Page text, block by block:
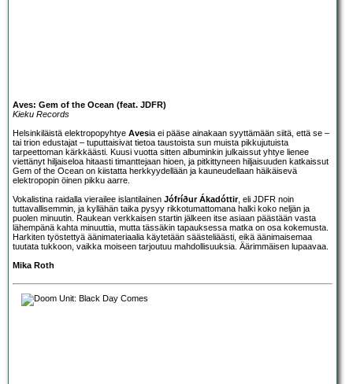
Aves: Gem of the Ocean (feat. JDFR)
Kieku Records
Helsinkiläistä elektropopyhtye Avesia ei pääse ainakaan syyttämään siitä, että se –
tai trion edustajat – tuputtaisivat tietoa taustoista sun muista pikkujutuista
tarpeettoman kärkkäästi. Kuusi vuotta sitten albuminkin julkaissut yhtye lienee
viettänyt hiljaiseloa hitaasti timanttejaan hioen, ja pitkittyneen hiljaisuuden katkaissut
Gem of the Ocean on kiistatta herkkyydellään ja kauneudellaan häikäisevä
elektropopin öinen pikku aarre.
Vokalistina raidalla vierailee islantilainen Jófríður Ákadóttir, eli JDFR noin
tuttavallisemmin, ja kyllähän taika pysyy rikkotumattomana halki koko neljän ja
puolen minuutin. Raukean verkkaisen startin jälkeen itse asiaan päästään vasta
lähempänä kahta minuuttia, mutta tässäkin tapauksessa matka on osa kokemusta.
Harkiten työstettyä äänimateriaalia käytetään säästeliäästi, eikä äänimaisemaa
tuutata tukkoon, vaikka moiseen tarjoutuu mahdollisuuksia. Äärimmäisen lupaavaa.
Mika Roth